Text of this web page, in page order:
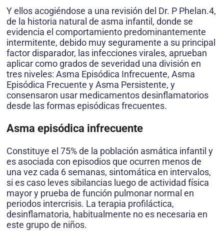
Y ellos acogiéndose a una revisión del Dr. P Phelan.4,
de la historia natural de asma infantil, donde se
evidencia el comportamiento predominantemente
intermitente, debido muy seguramente a su principal
factor disparador, las infecciones virales, aprueban
aplicar como grados de severidad una división en
tres niveles: Asma Episódica Infrecuente, Asma
Episódica Frecuente y Asma Persistente, y
consensaron usar medicamentos desinflamatorios
desde las formas episódicas frecuentes.
Asma episódica infrecuente
Constituye el 75% de la población asmática infantil y
es asociada con episodios que ocurren menos de
una vez cada 6 semanas, sintomática en intervalos,
si es caso leves sibilancias luego de actividad física
mayor y prueba de función pulmonar normal en
periodos intercrisis. La terapia profiláctica,
desinflamatoria, habitualmente no es necesaria en
este grupo de niños.